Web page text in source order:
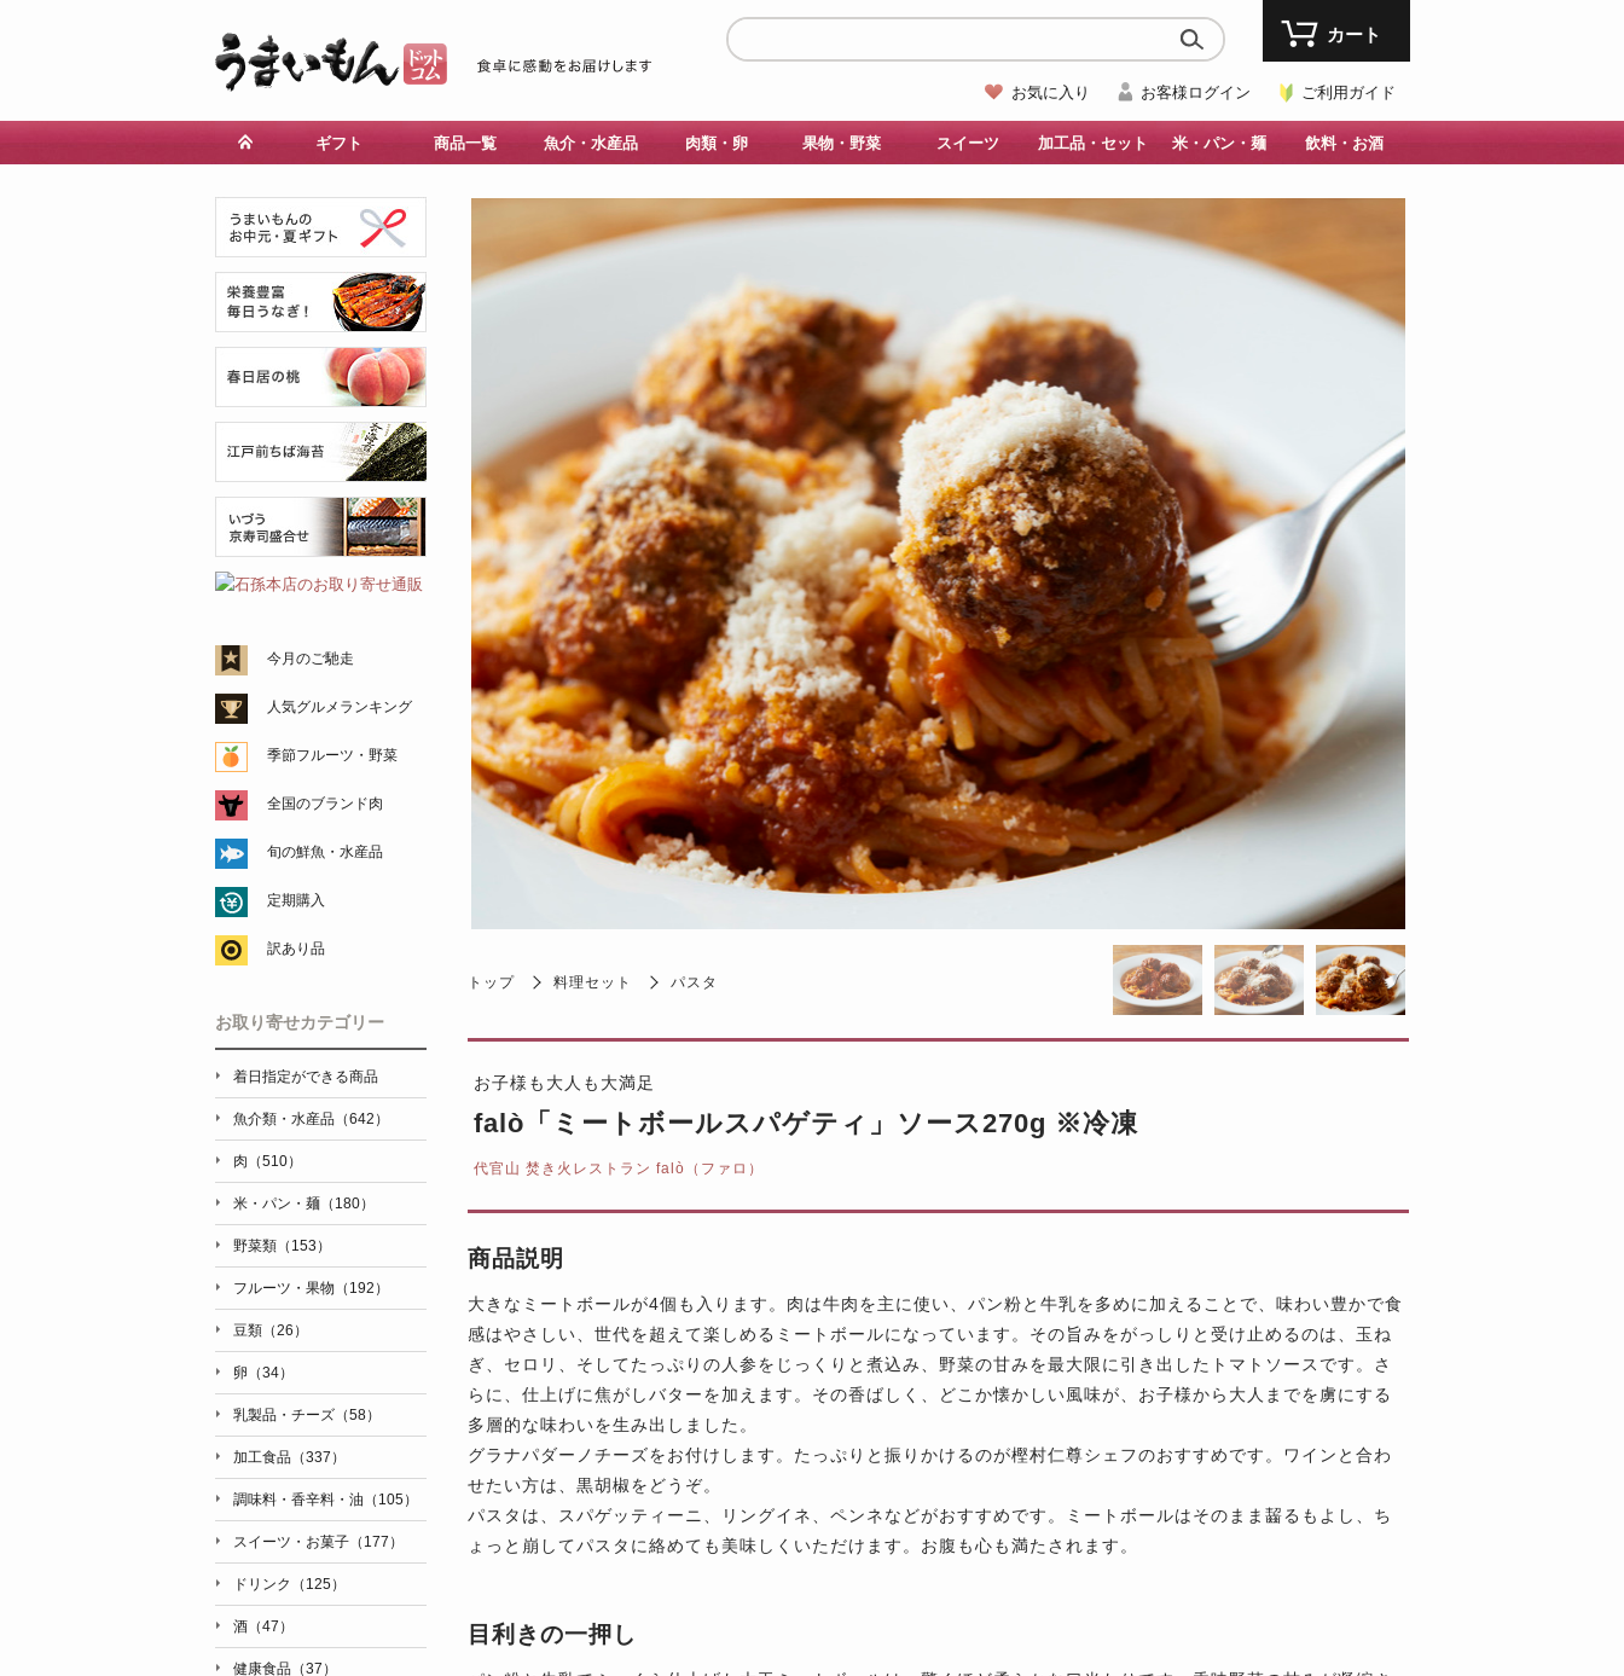
お気に入り お客様ログイン ご利用ガイド
カート
ギフト 商品一覧 魚介・水産品 肉類・卵 果物・野菜 スイーツ 加工品・セット 米・パン・麺 飲料・お酒
トップ 料理セット パスタ
お子様も大人も大満足
falò「ミートボールスパゲティ」ソース270g ※冷凍
代官山 焚き火レストラン falò（ファロ）
商品説明
大きなミートボールが4個も入ります。肉は牛肉を主に使い、パン粉と牛乳を多めに加えることで、味わい豊かで食
感はやさしい、世代を超えて楽しめるミートボールになっています。その旨みをがっしりと受け止めるのは、玉ね
ぎ、セロリ、そしてたっぷりの人参をじっくりと煮込み、野菜の甘みを最大限に引き出したトマトソースです。さ
らに、仕上げに焦がしバターを加えます。その香ばしく、どこか懐かしい風味が、お子様から大人までを虜にする
多層的な味わいを生み出しました。
グラナパダーノチーズをお付けします。たっぷりと振りかけるのが樫村仁尊シェフのおすすめです。ワインと合わ
せたい方は、黒胡椒をどうぞ。
パスタは、スパゲッティーニ、リングイネ、ペンネなどがおすすめです。ミートボールはそのまま齧るもよし、ち
ょっと崩してパスタに絡めても美味しくいただけます。お腹も心も満たされます。
目利きの一押し
今月のご馳走
人気グルメランキング
季節フルーツ・野菜
全国のブランド肉
旬の鮮魚・水産品
定期購入
訳あり品
お取り寄せカテゴリー
着日指定ができる商品
魚介類・水産品（642）
肉（510）
米・パン・麺（180）
野菜類（153）
フルーツ・果物（192）
豆類（26）
卵（34）
乳製品・チーズ（58）
加工食品（337）
調味料・香辛料・油（105）
スイーツ・お菓子（177）
ドリンク（125）
酒（47）
健康食品（37）